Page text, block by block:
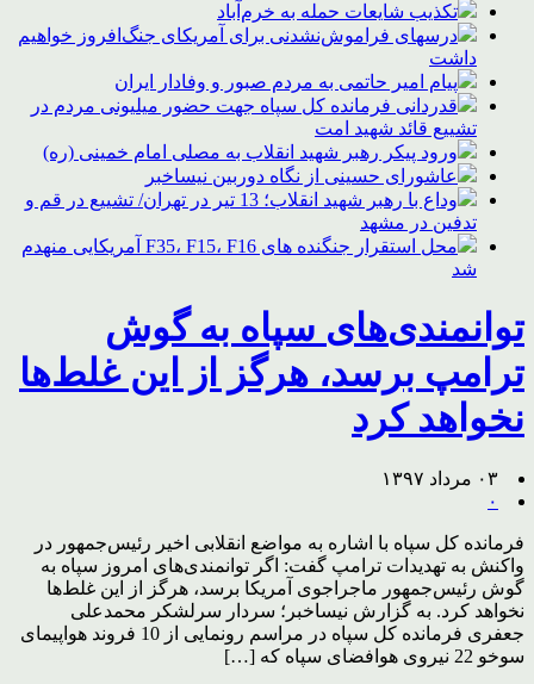
تکذیب شایعات حمله به خرم‌آباد
درسهای فراموش‌نشدنی برای آمریکای جنگ‌افروز خواهیم
داشت
پیام امیر حاتمی به مردم صبور و وفادار ایران
قدردانی فرمانده کل سپاه جهت حضور میلیونی مردم در
تشییع قائد شهید امت
ورود پیکر رهبر شهید انقلاب به مصلی امام خمینی (ره)
عاشورای حسینی از نگاه دوربین نیساخبر
وداع با رهبر شهید انقلاب؛ 13 تیر در تهران/ تشییع در قم و
تدفین در مشهد
محل استقرار جنگنده های F35، F15، F16 آمریکایی منهدم
شد
توانمندی‌های سپاه به گوش
ترامپ برسد، هرگز از این غلط‌ها
نخواهد کرد
۰۳ مرداد ۱۳۹۷
۰
فرمانده کل سپاه با اشاره به مواضع انقلابی اخیر رئیس‌جمهور در
واکنش به تهدیدات ترامپ گفت: اگر توانمندی‌های امروز سپاه به
گوش رئیس‌جمهور ماجراجوی آمریکا برسد، هرگز از این غلط‌ها
نخواهد کرد. به گزارش نیساخبر؛ سردار سرلشکر محمدعلی
جعفری فرمانده کل سپاه در مراسم رونمایی از 10 فروند هواپیمای
سوخو 22 نیروی هوافضای سپاه که […]